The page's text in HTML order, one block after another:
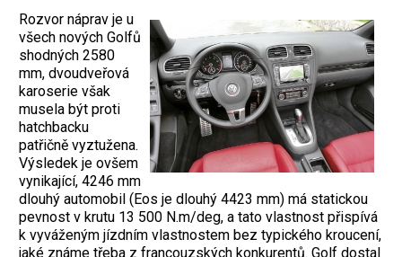
Rozvor náprav je u
všech nových Golfů
shodných 2580
mm, dvoudveřová
karoserie však
musela být proti
hatchbacku
patřičně vyztužena.
Výsledek je ovšem
vynikající, 4246 mm
dlouhý automobil (Eos je dlouhý 4423 mm) má statickou
pevnost v krutu 13 500 N.m/deg, a tato vlastnost přispívá
k vyváženým jízdním vlastnostem bez typického kroucení,
jaké známe třeba z francouzských konkurentů. Golf dostal